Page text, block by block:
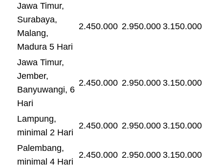
Jawa Timur,
Surabaya,
Malang,
Madura 5 Hari
2.450.000 2.950.000 3.150.000
Jawa Timur,
Jember,
Banyuwangi, 6
Hari
2.450.000 2.950.000 3.150.000
Lampung,
minimal 2 Hari
2.450.000 2.950.000 3.150.000
Palembang,
minimal 4 Hari
2.450.000 2.950.000 3.150.000